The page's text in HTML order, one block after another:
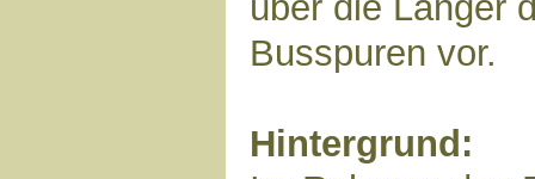
Busspuren vor.
Hintergrund: